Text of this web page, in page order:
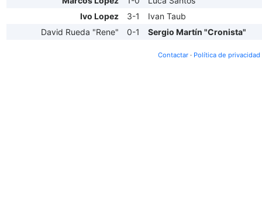
Ivo Lopez
3-1
Ivan Taub
David Rueda "Rene"
0-1 Sergio Martín "Cronista"
Contactar · Política de privacidad